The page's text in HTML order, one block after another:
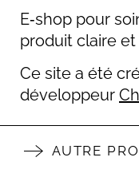
E‑shop pour
produit claire
Ce site a été
développeur
AUTRE